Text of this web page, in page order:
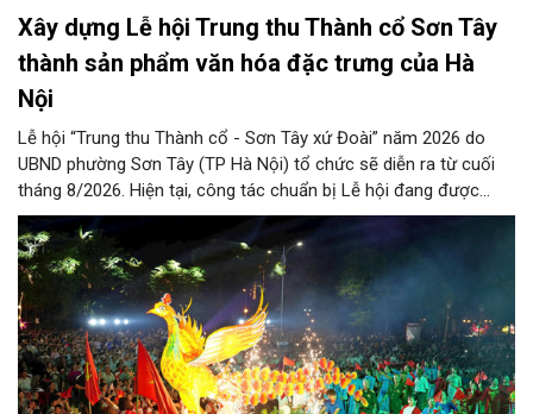
Xây dựng Lễ hội Trung thu Thành cổ Sơn Tây
thành sản phẩm văn hóa đặc trưng của Hà
Nội
Lễ hội “Trung thu Thành cổ - Sơn Tây xứ Đoài” năm 2026 do
UBND phường Sơn Tây (TP Hà Nội) tổ chức sẽ diễn ra từ cuối
tháng 8/2026. Hiện tại, công tác chuẩn bị Lễ hội đang được
chính quyền phường Sơn Tây cùng các phòng, ban, ngành, đơn
vị và 25 tổ dân phố khẩn trương triển khai, tạo khí thế sôi nổi,
sẵn sàng mang đến cho Nhân dân và du khách một mùa Trung
thu quy mô, đặc sắc và giàu bản sắc văn hóa xứ Đoài.